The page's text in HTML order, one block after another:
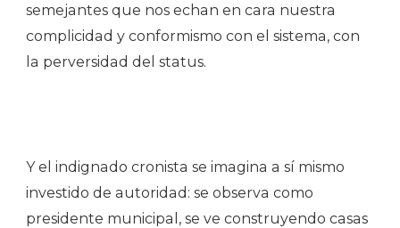
semejantes que nos echan en cara nuestra
complicidad y conformismo con el sistema, con
la perversidad del status.
Y el indignado cronista se imagina a sí mismo
investido de autoridad: se observa como
presidente municipal, se ve construyendo casas